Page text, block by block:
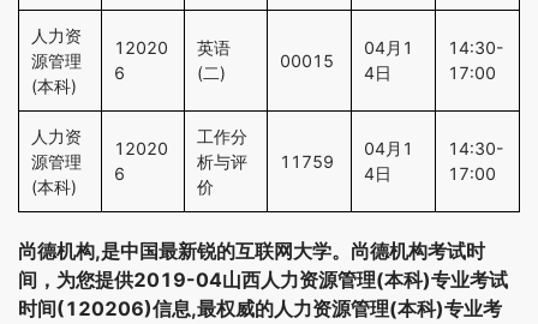
人力资
源管理
(本科)
12020
6
英语
(二)
00015
04月1
4日
14:30-
17:00
人力资
源管理
(本科)
12020
6
工作分
析与评
价
11759
04月1
4日
14:30-
17:00
尚德机构,是中国最新锐的互联网大学。尚德机构考试时
间，为您提供2019-04山西人力资源管理(本科)专业考试
时间(120206)信息,最权威的人力资源管理(本科)专业考